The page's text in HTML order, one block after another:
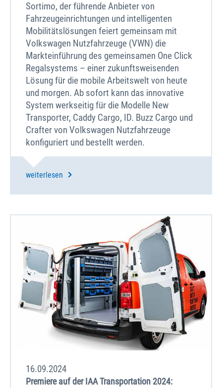
Sortimo, der führende Anbieter von
Fahrzeugeinrichtungen und intelligenten
Mobilitätslösungen feiert gemeinsam mit
Volkswagen Nutzfahrzeuge (VWN) die
Markteinführung des gemeinsamen One Click
Regalsystems – einer zukunftsweisenden
Lösung für die mobile Arbeitswelt von heute
und morgen. Ab sofort kann das innovative
System werkseitig für die Modelle New
Transporter, Caddy Cargo, ID. Buzz Cargo und
Crafter von Volkswagen Nutzfahrzeuge
konfiguriert und bestellt werden.
weiterlesen
16.09.2024
Premiere auf der IAA Transportation 2024: